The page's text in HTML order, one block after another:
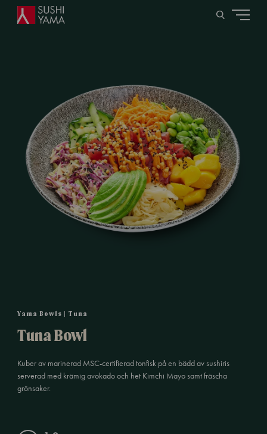
Yama Bowls | Tuna
Tuna Bowl
Kuber av marinerad MSC-certifierad tonfisk på en bädd av sushiris
serverad med krämig avokado och het Kimchi Mayo samt fräscha
grönsaker.